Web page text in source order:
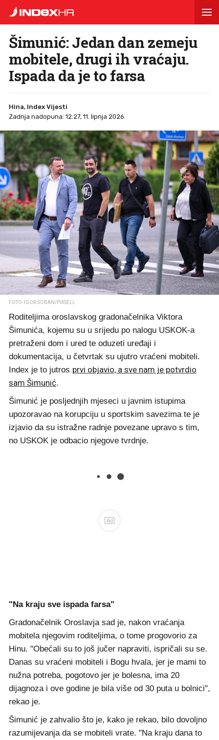
Šimunić: Jedan dan zemeju
mobitele, drugi ih vraćaju.
Ispada da je to farsa
Hina, Index Vijesti
Zadnja nadopuna: 12:27, 11. lipnja 2026.
FOTO: IGOR ŠOBAN/PIXSELL
Roditeljima oroslavskog gradonačelnika Viktora
Šimunića, kojemu su u srijedu po nalogu USKOK-a
pretraženi dom i ured te oduzeti uređaji i
dokumentacija, u četvrtak su ujutro vraćeni mobiteli.
Index je to jutros prvi objavio, a sve nam je potvrdio
sam Šimunić.
Šimunić je posljednjih mjeseci u javnim istupima
upozoravao na korupciju u sportskim savezima te je
izjavio da su istražne radnje povezane upravo s tim,
no USKOK je odbacio njegove tvrdnje.
Ad
"Na kraju sve ispada farsa"
Gradonačelnik Oroslavja sad je, nakon vraćanja
mobitela njegovim roditeljima, o tome progovorio za
Hinu. "Obećali su to još jučer napraviti, ispričali su se.
Danas su vraćeni mobiteli i Bogu hvala, jer je mami to
nužna potreba, pogotovo jer je bolesna, ima 20
dijagnoza i ove godine je bila više od 30 puta u bolnici",
rekao je.
Šimunić je zahvalio što je, kako je rekao, bilo dovoljno
razumijevanja da se mobiteli vrate. "Na kraju dana to